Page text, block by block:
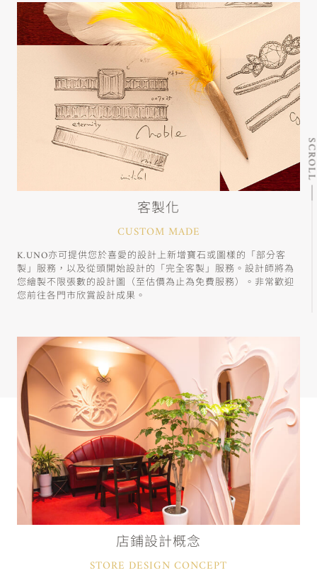
客製化
CUSTOM MADE
K.UNO亦可提供您於喜愛的設計上新增寶石或圖樣的「部分客
製」服務，以及從頭開始設計的「完全客製」服務。設計師將為
您繪製不限張數的設計圖（至估價為止為免費服務）。非常歡迎
您前往各門市欣賞設計成果。
店鋪設計概念
STORE DESIGN CONCEPT